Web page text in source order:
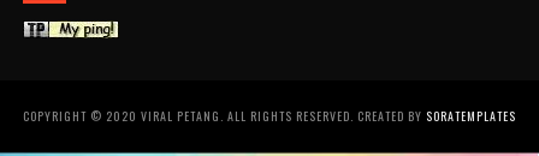
COPYRIGHT © 2020 VIRAL PETANG. ALL RIGHTS RESERVED. CREATED BY SORATEMPLATES